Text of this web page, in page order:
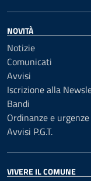
NOVITÀ
Notizie
Comunicati
Avvisi
Iscrizione alla
Bandi
Ordinanze e urgenze
Avvisi P.G.T.
VIVERE IL COMUNE